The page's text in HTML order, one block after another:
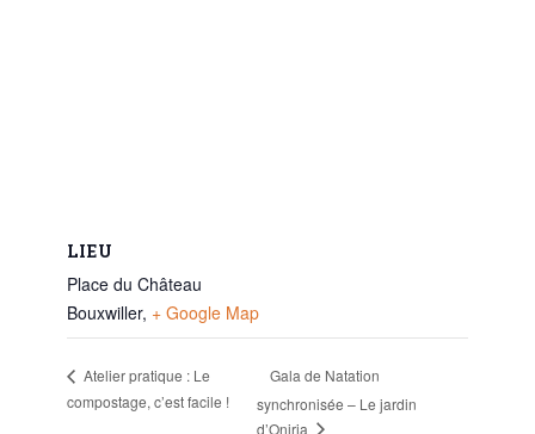
LIEU
Place du Château
Bouxwiller, + Google Map
Atelier pratique : Le
compostage, c’est facile !
Gala de Natation
synchronisée – Le jardin
d’Oniria